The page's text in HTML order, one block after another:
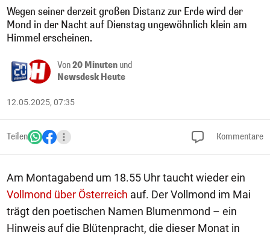
Wegen seiner derzeit großen Distanz zur Erde wird der
Mond in der Nacht auf Dienstag ungewöhnlich klein am
Himmel erscheinen.
Von20 Minuten und
Newsdesk Heute
12.05.2025, 07:35
Teilen Kommentare
Am Montagabend um 18.55 Uhr taucht wieder ein
Vollmond über Österreich auf. Der Vollmond im Mai
trägt den poetischen Namen Blumenmond – ein
Hinweis auf die Blütenpracht, die dieser Monat in